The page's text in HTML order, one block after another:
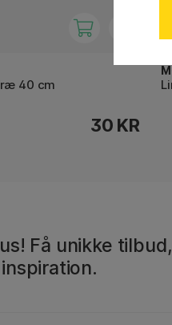
40 cm
30 KR
Få unikke